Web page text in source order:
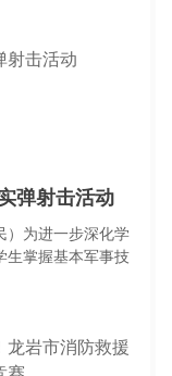
弹射击活动
）为进一步深化学
生掌握基本军事技